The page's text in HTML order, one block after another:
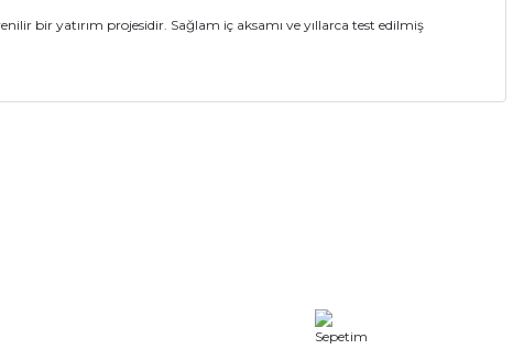
bir yatırım projesidir. Sağlam iç aksamı ve yıllarca test edilmiş